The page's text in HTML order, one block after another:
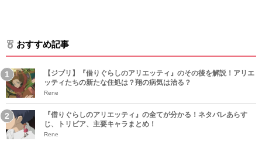
おすすめ記事
【ジブリ】『借りぐらしのアリエッティ』のその後を解説！アリエ
ッティたちの新たな住処は？翔の病気は治る？
Rene
『借りぐらしのアリエッティ』の全てが分かる！ネタバレあらす
じ、トリビア、主要キャラまとめ！
Rene